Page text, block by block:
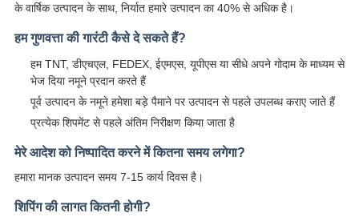
के वार्षिक उत्पादन के साथ, निर्यात हमारे उत्पादन का 40% से अधिक है।
हम गुणवत्ता की गारंटी कैसे दे सकते हैं?
हम TNT, डीएचएल, FEDEX, ईएमएस, यूपीएस या सीधे अपने गोदाम के माध्यम से
भेज दिया नमूने प्रदान करते हैं
पूर्व उत्पादन के नमूने हमेशा बड़े पैमाने पर उत्पादन से पहले उपलब्ध कराए जाते हैं
प्रत्येक शिपमेंट से पहले अंतिम निरीक्षण किया जाता है
मेरे आदेश को निष्पादित करने में कितना समय लगेगा?
हमारा मानक उत्पादन समय 7-15 कार्य दिवस है।
शिपिंग की लागत कितनी होगी?